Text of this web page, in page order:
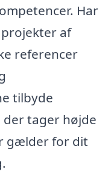
Har
af
referencer
tilbyde
tager højde
gælder for dit